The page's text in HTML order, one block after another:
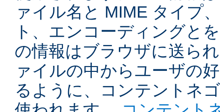
ァイル名と MIME タイプ
ト、エンコーディングと
の情報はブラウザに送ら
ァイルの中からユーザの
るように、コンテントネ